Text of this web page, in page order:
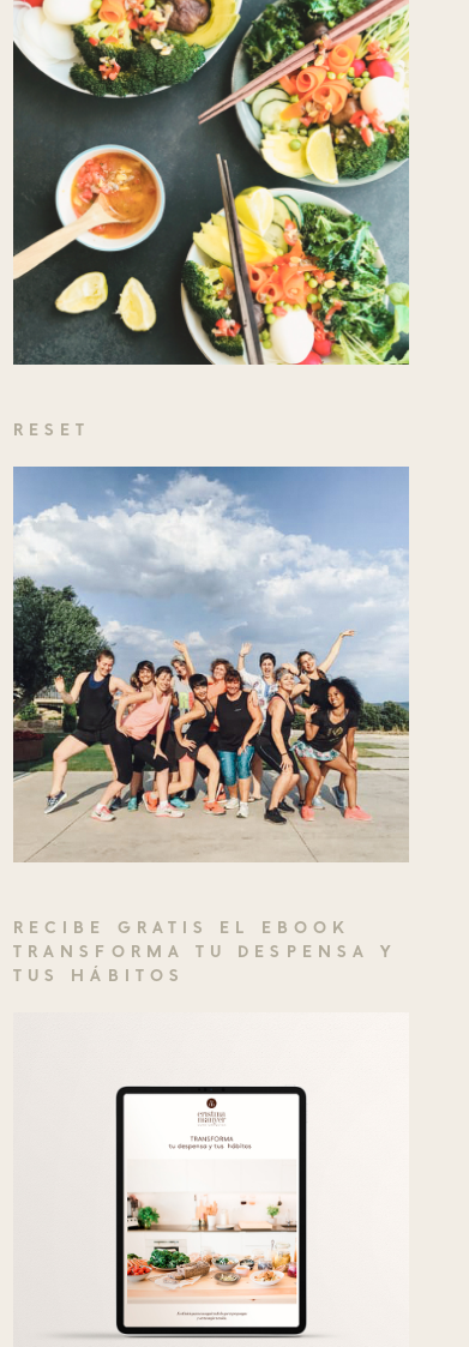
RESET
RECIBE GRATIS EL EBOOK
TRANSFORMA TU DESPENSA Y
TUS HÁBITOS